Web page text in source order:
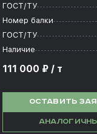
ГОСТ/ТУ
Номер балки
ГОСТ/ТУ
Наличие
111 000 ₽ / т
ОСТАВИТЬ